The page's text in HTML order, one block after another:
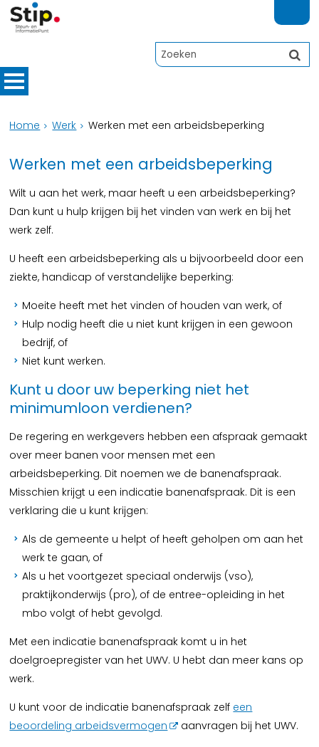
Home Werk Werken met een arbeidsbeperking
Werken met een arbeidsbeperking
Wilt u aan het werk, maar heeft u een arbeidsbeperking?
Dan kunt u hulp krijgen bij het vinden van werk en bij het
werk zelf.
U heeft een arbeidsbeperking als u bijvoorbeeld door een
ziekte, handicap of verstandelijke beperking:
Moeite heeft met het vinden of houden van werk, of
Hulp nodig heeft die u niet kunt krijgen in een gewoon
bedrijf, of
Niet kunt werken.
Kunt u door uw beperking niet het
minimumloon verdienen?
De regering en werkgevers hebben een afspraak gemaakt
over meer banen voor mensen met een
arbeidsbeperking. Dit noemen we de banenafspraak.
Misschien krijgt u een indicatie banenafspraak. Dit is een
verklaring die u kunt krijgen:
Als de gemeente u helpt of heeft geholpen om aan het
werk te gaan, of
Als u het voortgezet speciaal onderwijs (vso),
praktijkonderwijs (pro), of de entree-opleiding in het
mbo volgt of hebt gevolgd.
Met een indicatie banenafspraak komt u in het
doelgroepregister van het UWV. U hebt dan meer kans op
werk.
U kunt voor de indicatie banenafspraak zelf een
beoordeling arbeidsvermogen
aanvragen bij het UWV.